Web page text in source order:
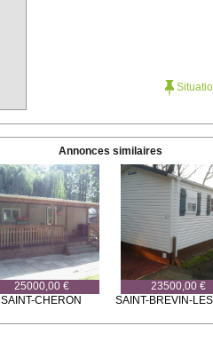
Annonces similaires
25000,00 €
SAINT-CHERON
23500,00 €
SAINT-BREVIN-